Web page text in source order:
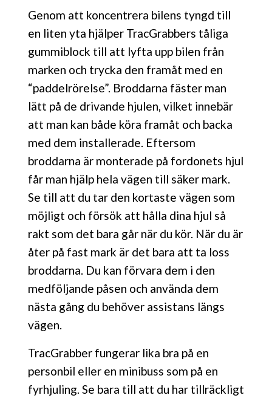
Genom att koncentrera bilens tyngd till
en liten yta hjälper TracGrabbers tåliga
gummiblock till att lyfta upp bilen från
marken och trycka den framåt med en
“paddelrörelse”. Broddarna fäster man
lätt på de drivande hjulen, vilket innebär
att man kan både köra framåt och backa
med dem installerade. Eftersom
broddarna är monterade på fordonets hjul
får man hjälp hela vägen till säker mark.
Se till att du tar den kortaste vägen som
möjligt och försök att hålla dina hjul så
rakt som det bara går när du kör. När du är
åter på fast mark är det bara att ta loss
broddarna. Du kan förvara dem i den
medföljande påsen och använda dem
nästa gång du behöver assistans längs
vägen.
TracGrabber fungerar lika bra på en
personbil eller en minibuss som på en
fyrhjuling. Se bara till att du har tillräckligt